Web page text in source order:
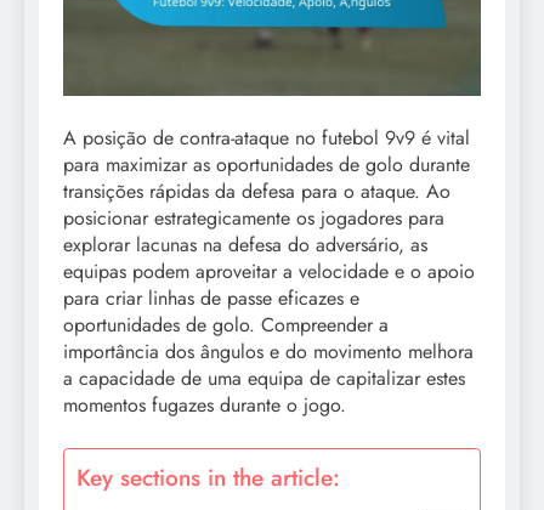
A posição de contra-ataque no futebol 9v9 é vital
para maximizar as oportunidades de golo durante
transições rápidas da defesa para o ataque. Ao
posicionar estrategicamente os jogadores para
explorar lacunas na defesa do adversário, as
equipas podem aproveitar a velocidade e o apoio
para criar linhas de passe eficazes e
oportunidades de golo. Compreender a
importância dos ângulos e do movimento melhora
a capacidade de uma equipa de capitalizar estes
momentos fugazes durante o jogo.
Key sections in the article: